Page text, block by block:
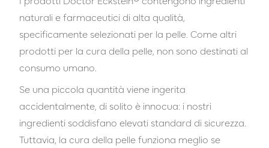
naturali e farmaceutici di alta qualità,
specificamente selezionati per la pelle. Come altri
prodotti per la cura della pelle, non sono destinati al
consumo umano.
Se una piccola quantità viene ingerita
accidentalmente, di solito è innocua: i nostri
ingredienti soddisfano elevati standard di sicurezza.
Tuttavia, la cura della pelle funziona meglio se